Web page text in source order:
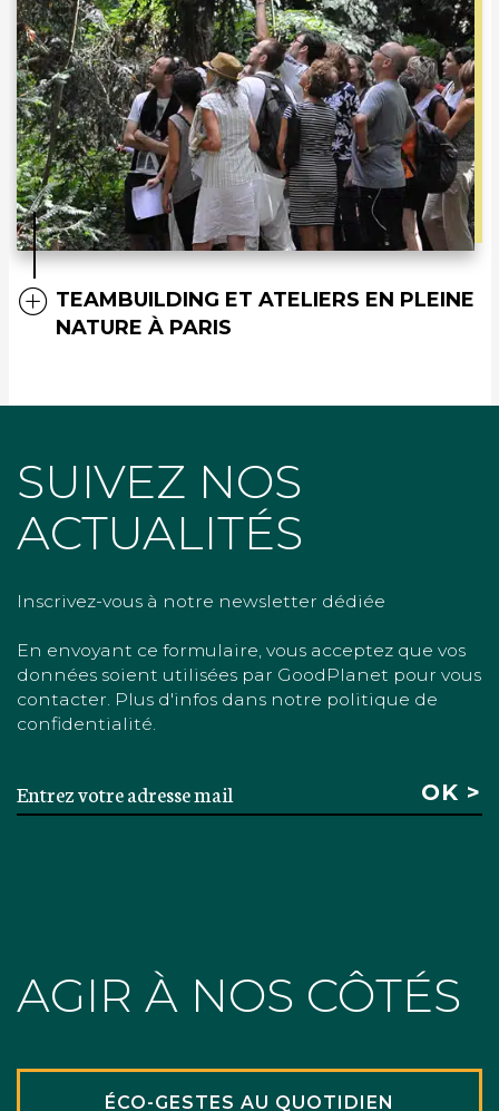
TEAMBUILDING ET ATELIERS EN PLEINE
NATURE À PARIS
SUIVEZ NOS
ACTUALITÉS
Inscrivez-vous à notre newsletter dédiée
En envoyant ce formulaire, vous acceptez que vos
données soient utilisées par GoodPlanet pour vous
contacter. Plus d'infos dans notre politique de
confidentialité.
AGIR À NOS CÔTÉS
ÉCO-GESTES AU QUOTIDIEN